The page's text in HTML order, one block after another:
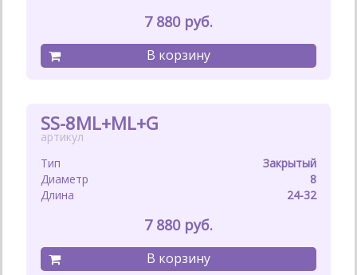
7 880
Закрытый
8
24-32
SS-8ML+ML+G
7 880